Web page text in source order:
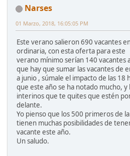
Narses
01 Marzo, 2018, 16:05:05 PM
Este verano salieron 690 vacantes
ordinaria, con esta oferta para este
verano mínimo serían 140 vacantes
que hay que sumar las vacantes de
a junio , súmale el impacto de las 18
que este año se ha notado mucho, y
interinos que te quites que estén
delante.
Yo pienso que los 500 primeros de
tienen muchas posibilidades de
vacante este año.
Un saludo.